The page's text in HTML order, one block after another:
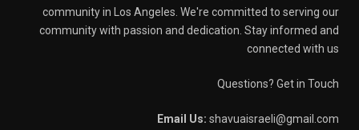
community in Los Angeles. We're committed to serving our
community with passion and dedication. Stay informed and
connected with us
Questions? Get in Touch
Email Us: shavuaisraeli@gmail.com